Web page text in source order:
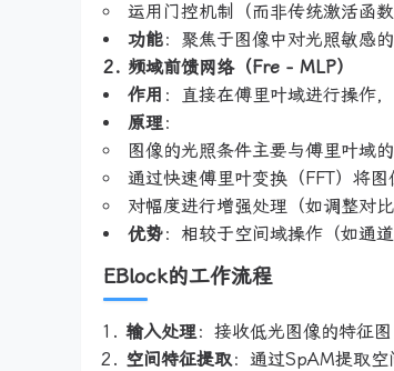
运用门控机制（而非传统激活函
功能：聚焦于图像中对光照敏感
2. 频域前馈网络（Fre - MLP）
作用 ：直接在傅里叶域进行操作
原理：
图像的光照条件主要与傅里叶域
通过快速傅里叶变换（FFT）将
对幅度进行增强处理（如调整对
优势：相较于空间域操作（如通
EBlock的工作流程
输入处理：接收低光图像的特征
空间特征提取：通过SpAM提取空